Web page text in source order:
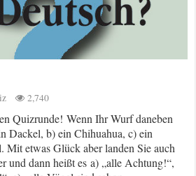
2,740
Quizrunde! Wenn Ihr Wurf daneben
Dackel, b) ein Chihuahua, c) ein
Mit etwas Glück aber landen Sie auch
und dann heißt es a) „alle Achtung!“,